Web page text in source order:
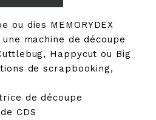
ou dies MEMORYDEX
machine de découpe
Happycut ou Big
de scrapbooking,
de découpe
CDS